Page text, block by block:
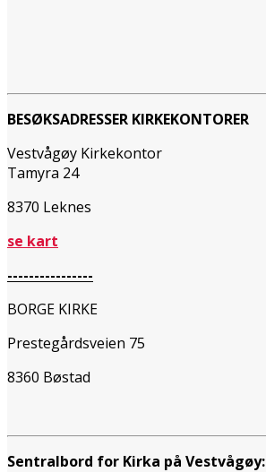
BESØKSADRESSER KIRKEKONTORER
Vestvågøy Kirkekontor
Tamyra 24
8370 Leknes
se kart
----------------
BORGE KIRKE
Prestegårdsveien 75
8360 Bøstad
Sentralbord for Kirka på Vestvågøy: